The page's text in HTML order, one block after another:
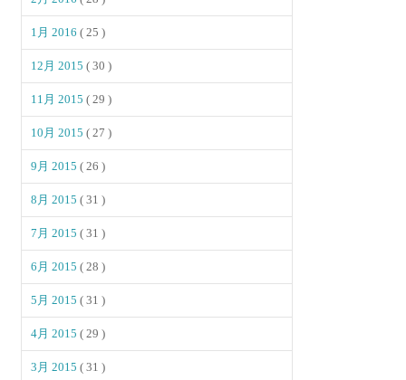
1月 2016( 25 )
12月 2015( 30 )
11月 2015( 29 )
10月 2015( 27 )
9月 2015( 26 )
8月 2015( 31 )
7月 2015( 31 )
6月 2015( 28 )
5月 2015( 31 )
4月 2015( 29 )
3月 2015( 31 )